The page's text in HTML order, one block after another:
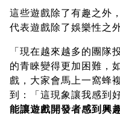
這些遊戲除了有趣之外
代表遊戲除了娛樂性之
「現在越來越多的團隊
的青睞變得更加困難，
戲，大家會馬上一窩蜂
到：「這現象讓我感到
能讓遊戲開發者感到興